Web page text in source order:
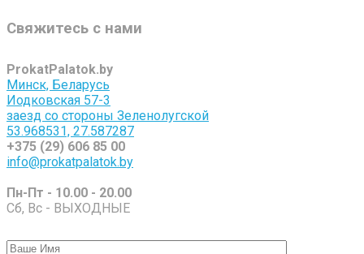
Свяжитесь с нами
ProkatPalatok.by
Минск, Беларусь
Иодковская 57-3
заезд со стороны Зеленолугской
53.968531, 27.587287
+375 (29) 606 85 00
info@prokatpalatok.by
Пн-Пт - 10.00 - 20.00
Сб, Вс - ВЫХОДНЫЕ